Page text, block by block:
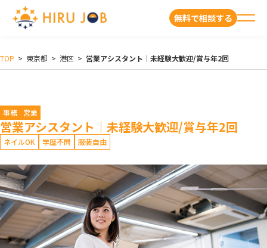
無料で相談する
TOP > 東京都 > 港区 > 営業アシスタント｜未経験大歓迎/賞与年2回
事務 営業
営業アシスタント｜未経験大歓迎/賞与年2回
ネイルOK 学歴不問 服装自由